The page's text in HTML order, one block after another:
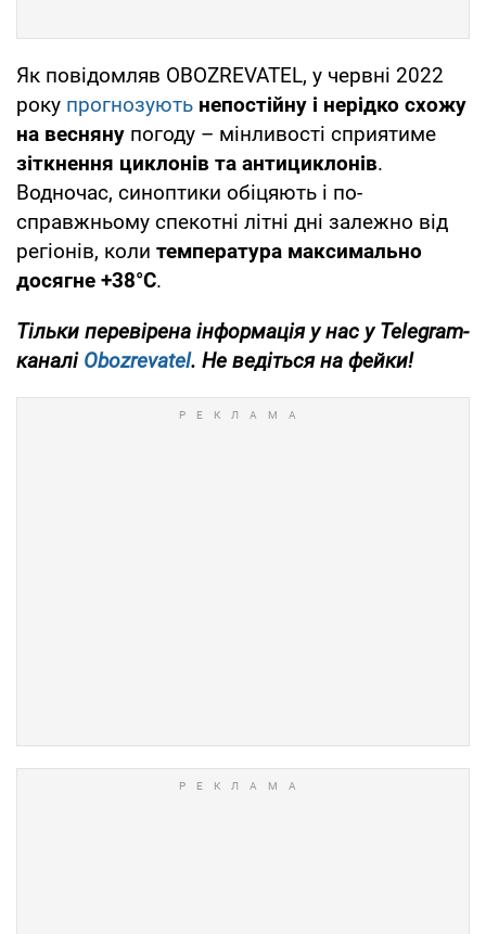
Як повідомляв OBOZREVATEL, у червні 2022
року прогнозують непостійну і нерідко схожу
на весняну погоду – мінливості сприятиме
зіткнення циклонів та антициклонів.
Водночас, синоптики обіцяють і по-
справжньому спекотні літні дні залежно від
регіонів, коли температура максимально
досягне +38°С.
Тільки перевірена інформація у нас у Telegram-
каналі Obozrevatel. Не ведіться на фейки!